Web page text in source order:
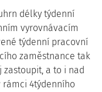
délky týdenní
vyrovnávacím
týdenní pracovní
zaměstnance tak
a to i nad
4týdenního